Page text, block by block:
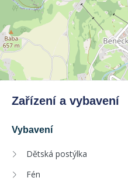
Zařízení a vybavení
Vybavení
Dětská postýlka
Fén